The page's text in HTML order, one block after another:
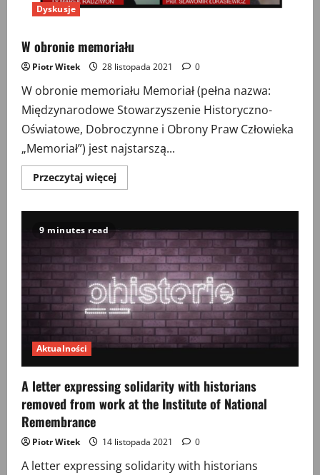
Dyskusje
W obronie memoriału
Piotr Witek 28 listopada 2021 0
W obronie memoriału Memoriał (pełna nazwa:
Międzynarodowe Stowarzyszenie Historyczno-
Oświatowe, Dobroczynne i Obrony Praw Człowieka
„Memoriał”) jest najstarszą...
Przeczytaj więcejPrzeczytaj
więcej
memoriału
9 minutes read
Aktualności
A letter expressing solidarity with historians
removed from work at the Institute of National
Remembrance
Piotr Witek 14 listopada 2021 0
A letter expressing solidarity with historians